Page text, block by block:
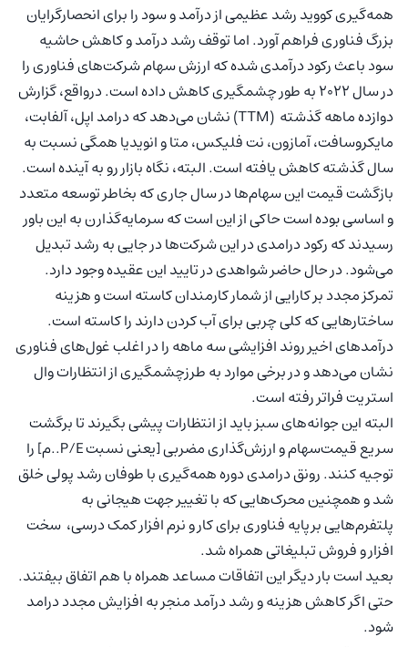
همه‌گیری کووید رشد عظیمی از درآمد و سود را برای انحصارگرایان
بزرگ فناوری فراهم آورد. اما توقف رشد درآمد و کاهش حاشیه
سود باعث رکود درآمدی شده که ارزش سهام شرکت‌های فناوری را
در سال 2022 به طور چشمگیری کاهش داده است. درواقع، گزارش
دوازده ماهه گذشته (TTM) نشان می‌دهد که درامد اپل، آلفابت،
مایکروسافت، آمازون، نت فلیکس، متا و انویدیا همگی نسبت به
سال گذشته کاهش یافته است. البته، نگاه بازار رو به آینده است.
بازگشت قیمت این سهام‌ها در سال جاری که بخاطر توسعه متعدد
و اساسی بوده است حاکی از این است که سرمایه‌گذارن به این باور
رسیدند که رکود درامدی در این شرکت‌ها در جایی به رشد تبدیل
می‌شود. در حال حاضر شواهدی در تایید این عقیده وجود دارد.
تمرکز مجدد بر کارایی از شمار کارمندان کاسته است و هزینه
ساختارهایی که کلی چربی برای آب کردن دارند را کاسته است.
درآمدهای اخیر روند افزایشی سه ماهه را در اغلب غول‌های فناوری
نشان می‌دهد و در برخی موارد به طرزچشمگیری از انتظارات وال
استریت فراتر رفته است.
البته این جوانه‌های سبز باید از انتظارات پیشی بگیرند تا برگشت
سریع قیمت‌سهام و ارزش‌گذاری مضربی [یعنی نسبت P/E..م] را
توجیه کنند. رونق درامدی دوره همه‌گیری با طوفان رشد پولی خلق
شد و همچنین محرک‌هایی که با تغییر جهت هیجانی به
پلتفرم‌هایی برپایه فناوری برای کار و نرم افزار کمک درسی، سخت
افزار و فروش تبلیغاتی همراه شد.
بعید است بار دیگر این اتفاقات مساعد همراه با هم اتفاق بیفتند‌.
حتی اگر کاهش هزینه و رشد درآمد منجر به افزایش مجدد درامد
شود.